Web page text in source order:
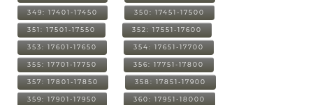
349: 17401-17450 350: 17451-17500
351: 17501-17550 352: 17551-17600
353: 17601-17650 354: 17651-17700
355: 17701-17750 356: 17751-17800
357: 17801-17850 358: 17851-17900
359: 17901-17950 360: 17951-18000